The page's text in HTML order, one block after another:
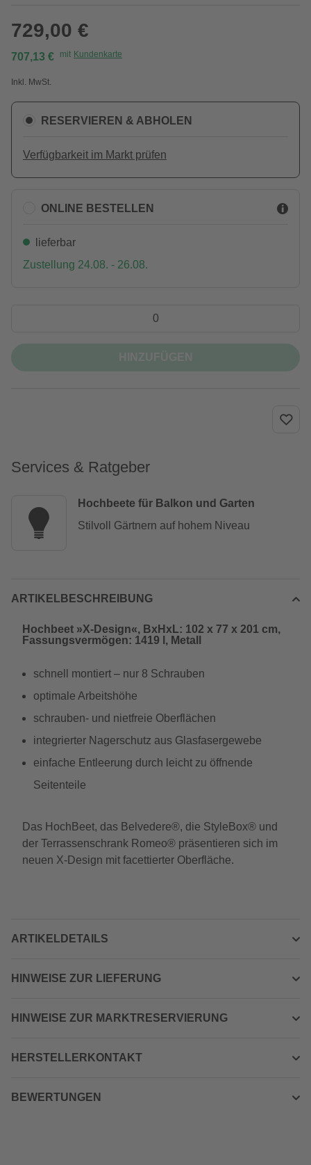
729,00 €
707,13 € mit Kundenkarte
Inkl. MwSt.
RESERVIEREN & ABHOLEN
Verfügbarkeit im Markt prüfen
ONLINE BESTELLEN
lieferbar
Zustellung 24.08. - 26.08.
Services & Ratgeber
Hochbeete für Balkon und Garten
Stilvoll Gärtnern auf hohem Niveau
ARTIKELBESCHREIBUNG
Hochbeet »X-Design«, BxHxL: 102 x 77 x 201 cm,
Fassungsvermögen: 1419 l, Metall
schnell montiert – nur 8 Schrauben
optimale Arbeitshöhe
schrauben- und nietfreie Oberflächen
integrierter Nagerschutz aus Glasfasergewebe
einfache Entleerung durch leicht zu öffnende
Seitenteile
Das HochBeet, das Belvedere®, die StyleBox® und
der Terrassenschrank Romeo® präsentieren sich im
neuen X-Design mit facettierter Oberfläche.
ARTIKELDETAILS
HINWEISE ZUR LIEFERUNG
HINWEISE ZUR MARKTRESERVIERUNG
HERSTELLERKONTAKT
BEWERTUNGEN